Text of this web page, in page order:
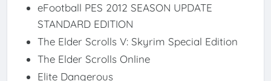
eFootball PES 2012 SEASON UPDATE
STANDARD EDITION
The Elder Scrolls V: Skyrim Special Edition
The Elder Scrolls Online
Elite Dangerous